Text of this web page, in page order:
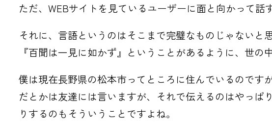
ただ、WEBサイトを見ているユーザーに面と向かって話
それに、言語というのはそこまで完璧なものじゃないと
『百聞は一見に如かず』ということがあるように、世の
僕は現在長野県の松本市ってところに住んでいるのです
だとかは友達には言いますが、それで伝えるのはやっ
りするのもそういうことですよね。